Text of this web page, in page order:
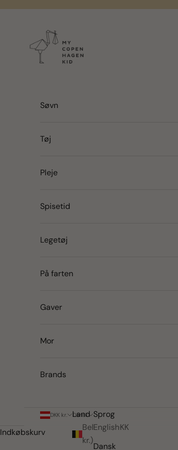
Søvn
Tøj
Pleje
Spisetid
Legetøj
På farten
Gaver
Mor
Brands
DKK kr.
Land
Belgien (DKK
kr.)
Dansk
Sprog
English
Dansk
Indkøbskurv